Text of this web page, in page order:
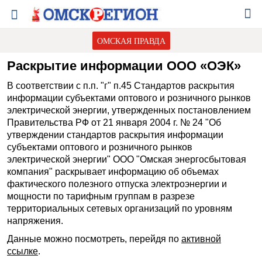
ОМСКАЯ ПРАВДА
Раскрытие информации ООО «ОЭК»
В соответствии с п.п. "г" п.45 Стандартов раскрытия
информации субъектами оптового и розничного рынков
электрической энергии, утвержденных постановлением
Правительства РФ от 21 января 2004 г. № 24 "Об
утверждении стандартов раскрытия информации
субъектами оптового и розничного рынков
электрической энергии" ООО "Омская энергосбытовая
компания" раскрывает информацию об объемах
фактического полезного отпуска электроэнергии и
мощности по тарифным группам в разрезе
территориальных сетевых организаций по уровням
напряжения.
Данные можно посмотреть, перейдя по активной
ссылке.